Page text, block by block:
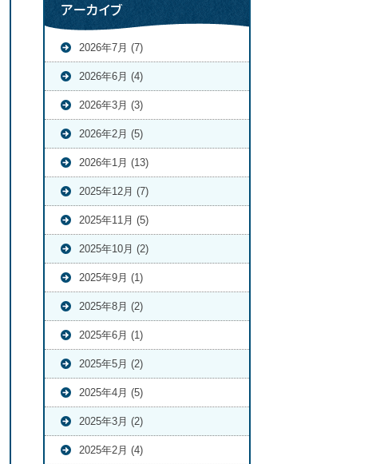
アーカイブ
2026年7月 (7)
2026年6月 (4)
2026年3月 (3)
2026年2月 (5)
2026年1月 (13)
2025年12月 (7)
2025年11月 (5)
2025年10月 (2)
2025年9月 (1)
2025年8月 (2)
2025年6月 (1)
2025年5月 (2)
2025年4月 (5)
2025年3月 (2)
2025年2月 (4)